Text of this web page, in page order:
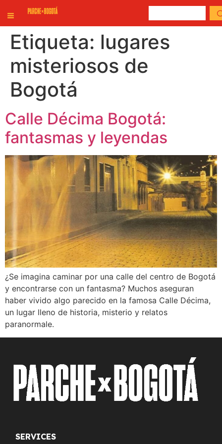
Etiqueta: lugares
misteriosos de
Bogotá
Calle Décima Bogotá:
fantasmas y leyendas
¿Se imagina caminar por una calle del centro de Bogotá
y encontrarse con un fantasma? Muchos aseguran
haber vivido algo parecido en la famosa Calle Décima,
un lugar lleno de historia, misterio y relatos
paranormale.
SERVICES